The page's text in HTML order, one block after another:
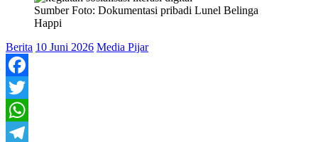
Sumber Foto: Dokumentasi pribadi Lunel Belinga
Happi
Berita 10 Juni 2026 Media Pijar
Facebook
Twitter
WhatsApp